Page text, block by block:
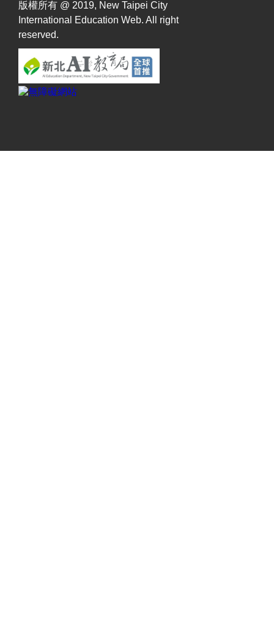
版權所有 @ 2019, New Taipei City
International Education Web. All right
reserved.